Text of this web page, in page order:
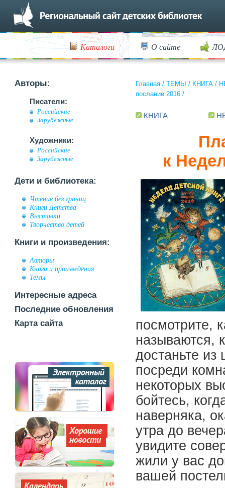
Каталоги О сайте
Авторы:
Писатели:
Российские
Зарубежные
Художники:
Российские
Зарубежные
Дети и библиотека:
Чтение без границ
Книги Детства
Выставки
Творчество детей
Книги и произведения:
Авторы
Книги и произведения
Темы
Интересные адреса
Последние обновления
Карта сайта
Главная / ТЕМЫ / КНИГА /
послание 2016 /
КНИГА
к
посмотрите,
называются,
достаньте
посреди
некоторых
бойтесь,
наверняка,
утра до
увидите
жили у вас
вашей